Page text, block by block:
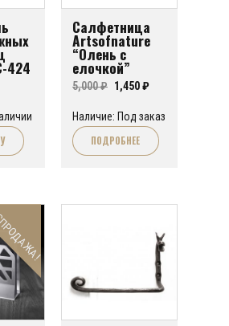
424
Салфетница
Artsofnature
“Олень с
елочкой”
5,000₽ Первоначальная
составляла
5,000 ₽.
1,450₽Текущая
1,450 ₽.
Наличие: Под заказ
ПОДРОБНЕЕ